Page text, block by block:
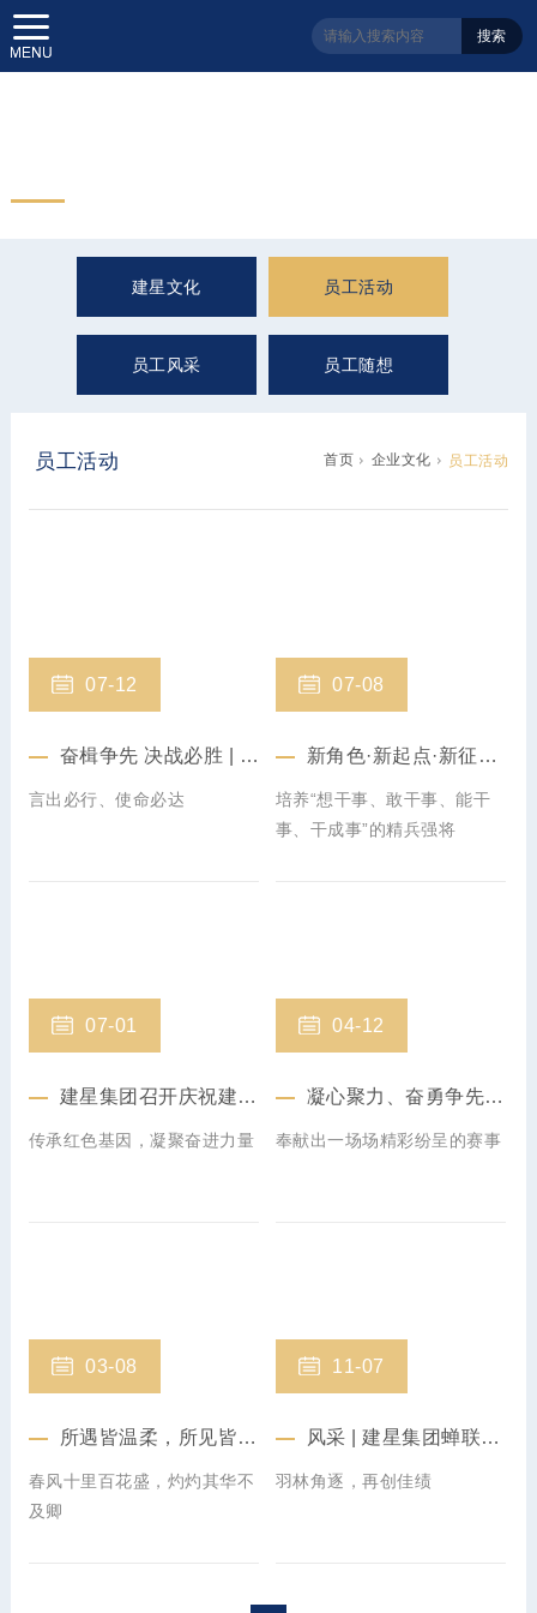
搜索
建星文化 员工活动
员工风采 员工随想
员工活动 首页 企业文化 员工活动
07-12
奋楫争先 决战必胜 | 建星集团承建的世荣万达广场项目召开誓师动员会
言出必行、使命必达
07-08
新角色·新起点·新征程 | 2023“新晋管理人员训练营”正式开营
培养“想干事、敢干事、能干
事、干成事”的精兵强将
07-01
建星集团召开庆祝建党102周年暨党总支党员大会
传承红色基因，凝聚奋进力量
04-12
凝心聚力、奋勇争先 | 第十届建星杯篮球赛圆满落幕
奉献出一场场精彩纷呈的赛事
03-08
所遇皆温柔，所见皆美好 | 建星集团妇女节活动回顾
春风十里百花盛，灼灼其华不
及卿
11-07
风采 | 建星集团蝉联2021年“建协杯”羽毛球赛冠军
羽林角逐，再创佳绩